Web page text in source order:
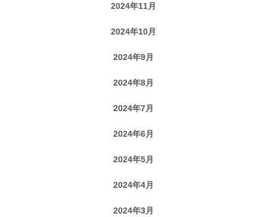
2024年11月
2024年10月
2024年9月
2024年8月
2024年7月
2024年6月
2024年5月
2024年4月
2024年3月